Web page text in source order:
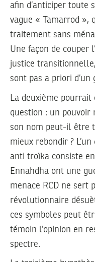
afin d’anticiper toute
vague « Tamarrod »,
traitement sans
Une façon de couper
justice
sont pas a priori
La deuxième
question : un pouvoir
son nom peut-il être
mieux rebondir ?
anti troïka consiste
Ennahdha ont une
menace RCD ne sert
révolutionnaire
ces symboles peut
témoin l’opinion en
spectre.